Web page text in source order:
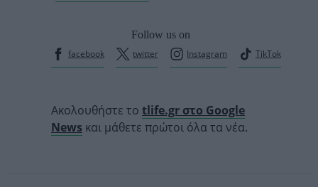
Follow us on
facebook
twitter Instagram TikTok
Ακολουθήστε το tlife.gr στο Google
News και μάθετε πρώτοι όλα τα νέα.